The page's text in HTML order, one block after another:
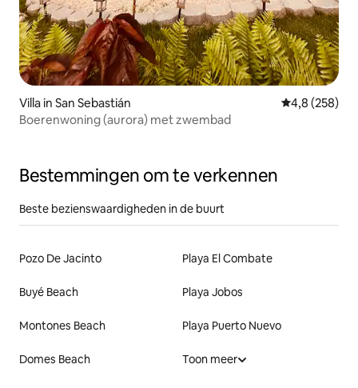
Villa in San Sebastián Gemiddelde
4,8 (258)
Boerenwoning (aurora) met zwembad
Bestemmingen om te verkennen
Beste bezienswaardigheden in de buurt
Pozo De Jacinto Playa El Combate
Buyé Beach Playa Jobos
Montones Beach Playa Puerto Nuevo
Domes Beach Toon meer